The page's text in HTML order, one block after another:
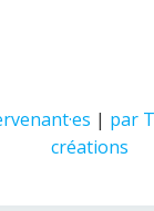
| par
créations